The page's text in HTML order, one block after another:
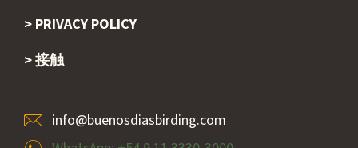
PRIVACY POLICY
接触
info@buenosdiasbirding.com